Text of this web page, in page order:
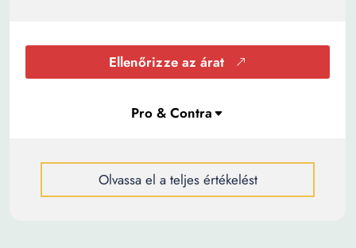
Ellenőrizze az árat
Olvassa el a teljes értékelést